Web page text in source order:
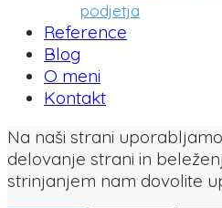
podjetja
Reference
Blog
O meni
Kontakt
Na naši strani
delovanje strani in
strinjanjem nam dovolite